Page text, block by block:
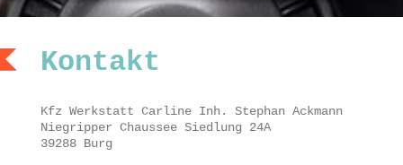
Kontakt
Kfz Werkstatt Carline Inh. Stephan Ackmann
Niegripper Chaussee Siedlung 24A
39288 Burg